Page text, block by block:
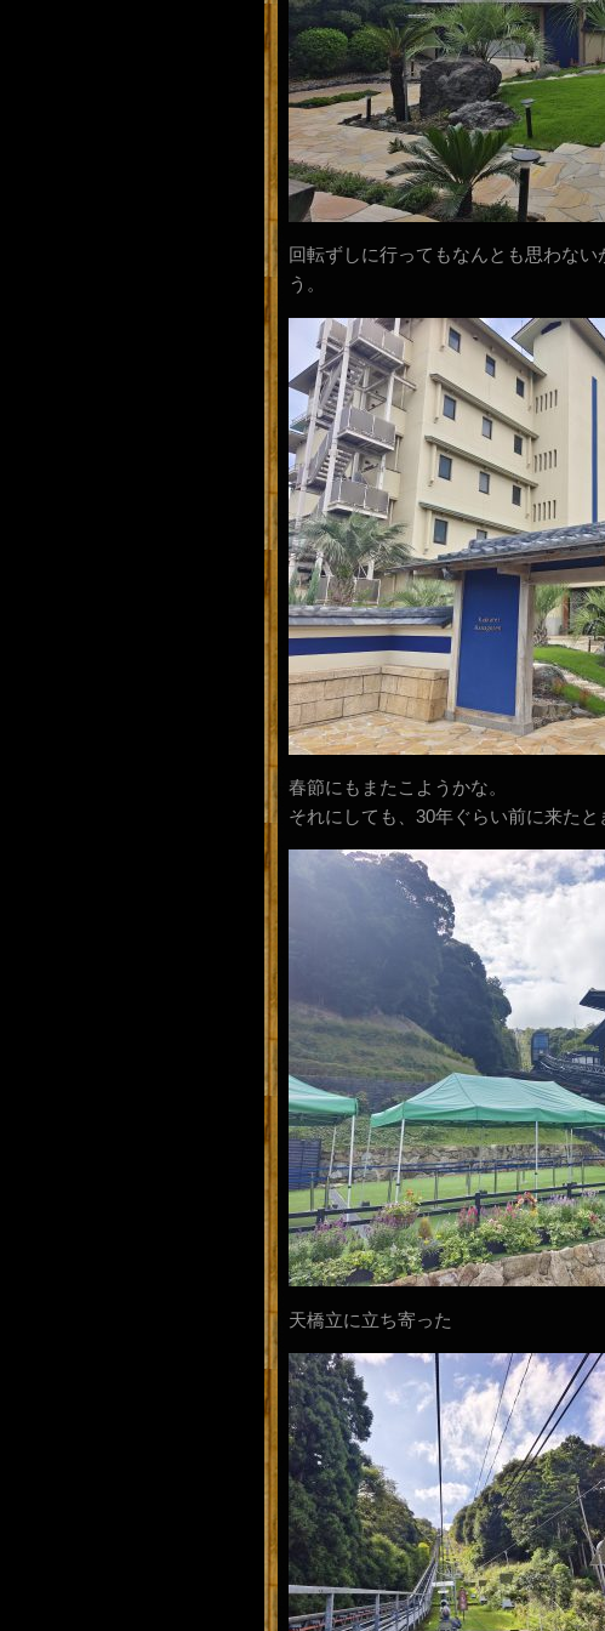
回転ずしに行ってもなんとも思わな
う。
春節にもまたこようかな。
それにしても、30年ぐらい前に来た
天橋立に立ち寄った